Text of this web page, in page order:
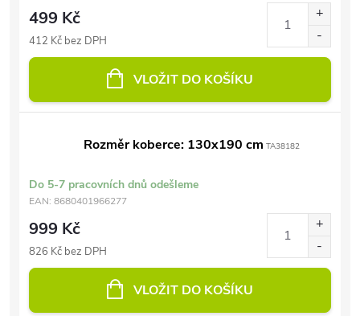
499 Kč
412 Kč bez DPH
VLOŽIT DO KOŠÍKU
Rozměr koberce: 130x190 cm TA38182
Do 5-7 pracovních dnů odešleme
EAN: 8680401966277
999 Kč
826 Kč bez DPH
VLOŽIT DO KOŠÍKU